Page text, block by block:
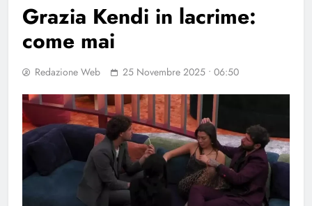
Grazia Kendi in lacrime:
come mai
Redazione Web 25 Novembre 2025 • 06:50